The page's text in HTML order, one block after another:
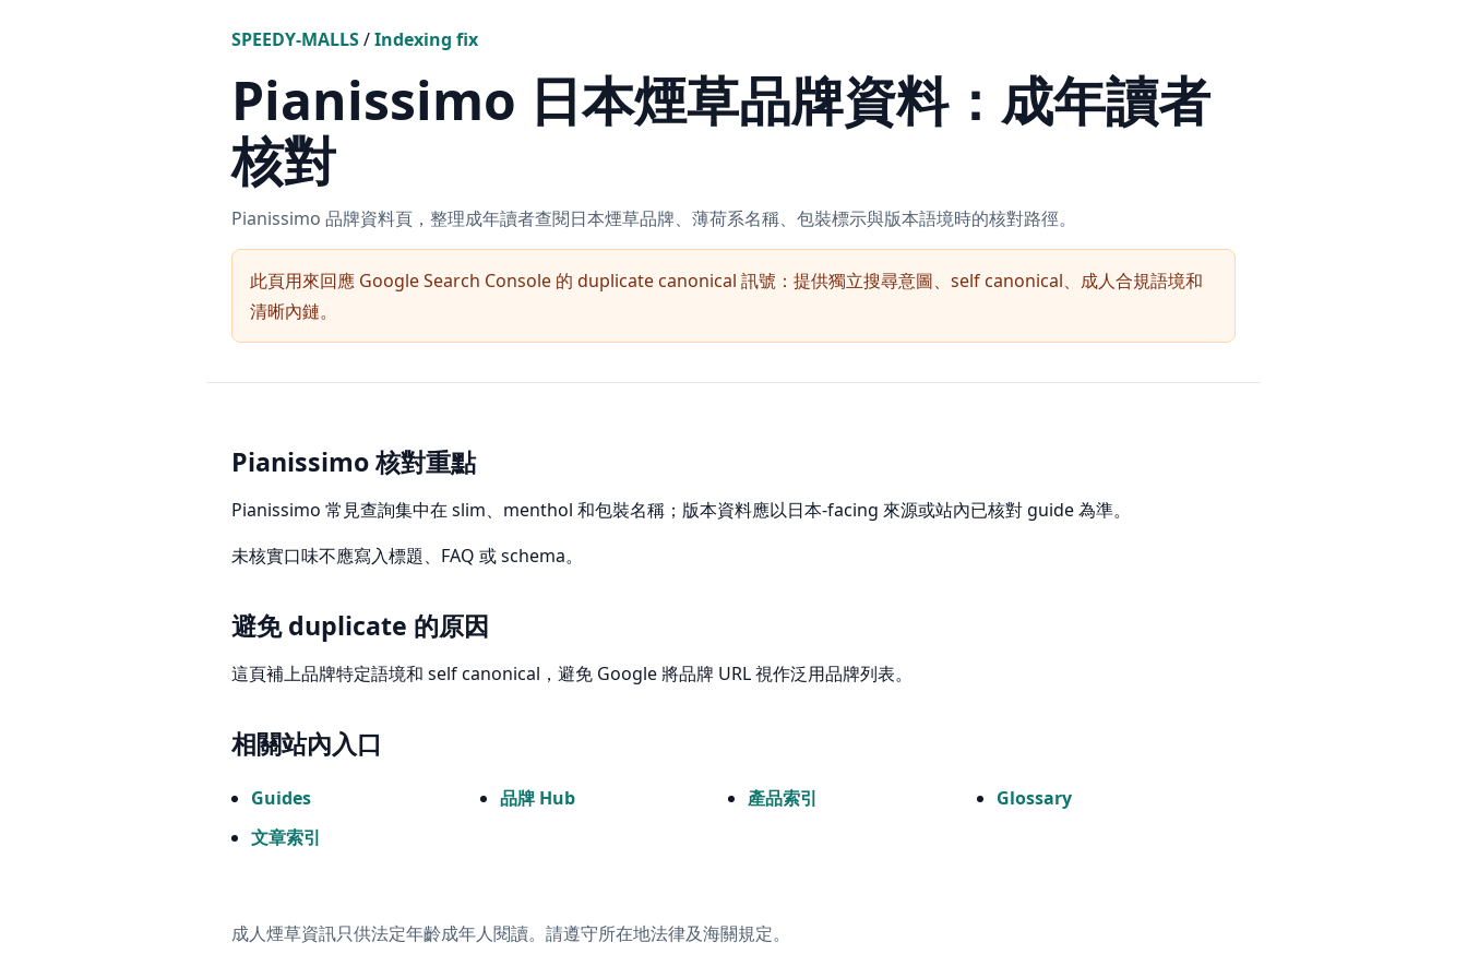
SPEEDY-MALLS/Indexing fix
Pianissimo 日本煙草品牌資料：成年讀者
核對
Pianissimo 品牌資料頁，整理成年讀者查閱日本煙草品牌、薄荷系名稱、包裝標示與版本語境時的核對路徑。
此頁用來回應 Google Search Console 的 duplicate canonical 訊號：提供獨立搜尋意圖、self canonical、成人合規語境和
清晰內鏈。
Pianissimo 核對重點
Pianissimo 常見查詢集中在 slim、menthol 和包裝名稱；版本資料應以日本-facing 來源或站內已核對 guide 為準。
未核實口味不應寫入標題、FAQ 或 schema。
避免 duplicate 的原因
這頁補上品牌特定語境和 self canonical，避免 Google 將品牌 URL 視作泛用品牌列表。
相關站內入口
Guides 品牌 Hub 產品索引
Glossary
文章索引
成人煙草資訊只供法定年齡成年人閱讀。請遵守所在地法律及海關規定。